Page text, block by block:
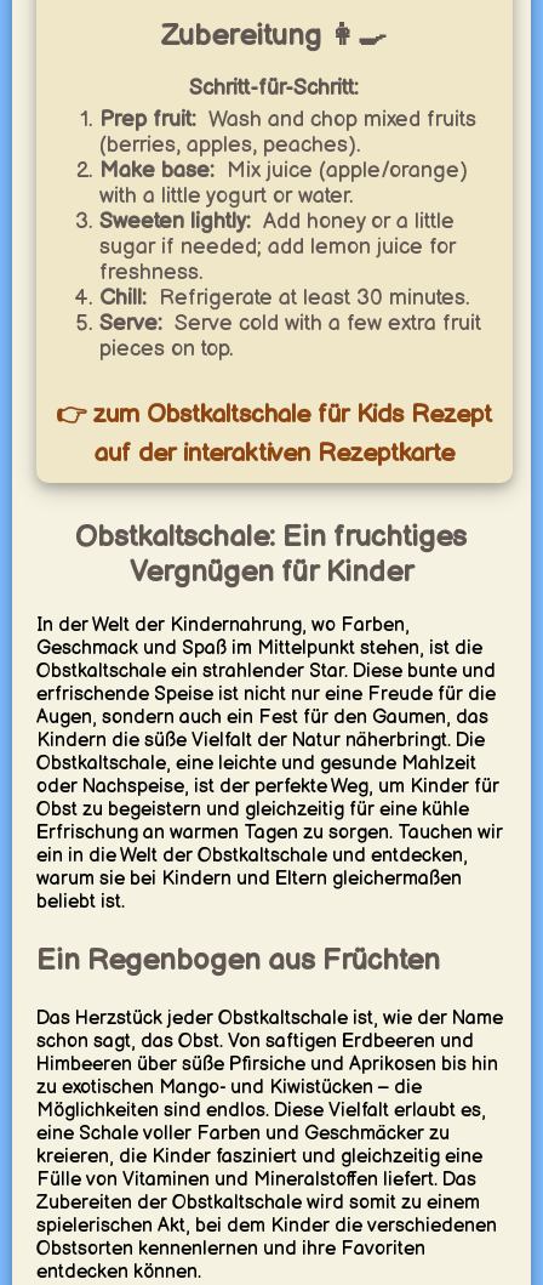
Zubereitung 👩‍🍳
Schritt-für-Schritt:
Prep fruit: Wash and chop mixed fruits
(berries, apples, peaches).
Make base: Mix juice (apple/orange)
with a little yogurt or water.
Sweeten lightly: Add honey or a little
sugar if needed; add lemon juice for
freshness.
Chill: Refrigerate at least 30 minutes.
Serve: Serve cold with a few extra fruit
pieces on top.
👉 zum Obstkaltschale für Kids Rezept
auf der interaktiven Rezeptkarte
Obstkaltschale: Ein fruchtiges
Vergnügen für Kinder
In der Welt der Kindernahrung, wo Farben,
Geschmack und Spaß im Mittelpunkt stehen, ist die
Obstkaltschale ein strahlender Star. Diese bunte und
erfrischende Speise ist nicht nur eine Freude für die
Augen, sondern auch ein Fest für den Gaumen, das
Kindern die süße Vielfalt der Natur näherbringt. Die
Obstkaltschale, eine leichte und gesunde Mahlzeit
oder Nachspeise, ist der perfekte Weg, um Kinder für
Obst zu begeistern und gleichzeitig für eine kühle
Erfrischung an warmen Tagen zu sorgen. Tauchen wir
ein in die Welt der Obstkaltschale und entdecken,
warum sie bei Kindern und Eltern gleichermaßen
beliebt ist.
Ein Regenbogen aus Früchten
Das Herzstück jeder Obstkaltschale ist, wie der Name
schon sagt, das Obst. Von saftigen Erdbeeren und
Himbeeren über süße Pfirsiche und Aprikosen bis hin
zu exotischen Mango- und Kiwistücken – die
Möglichkeiten sind endlos. Diese Vielfalt erlaubt es,
eine Schale voller Farben und Geschmäcker zu
kreieren, die Kinder fasziniert und gleichzeitig eine
Fülle von Vitaminen und Mineralstoffen liefert. Das
Zubereiten der Obstkaltschale wird somit zu einem
spielerischen Akt, bei dem Kinder die verschiedenen
Obstsorten kennenlernen und ihre Favoriten
entdecken können.